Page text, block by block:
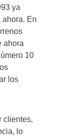
ya
ahora. En
ahora
10
los
clientes,
lo